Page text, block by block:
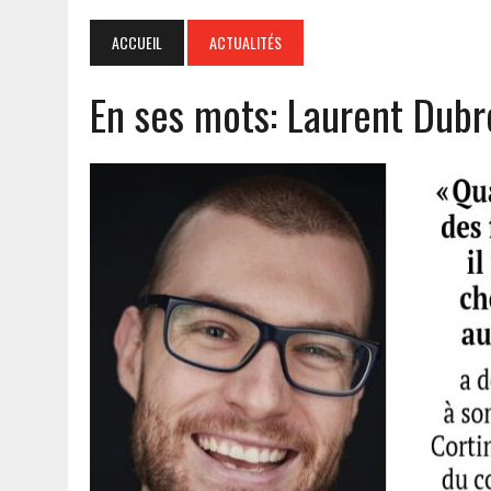
ACCUEIL ACTUALITÉS
En ses mots: Laurent